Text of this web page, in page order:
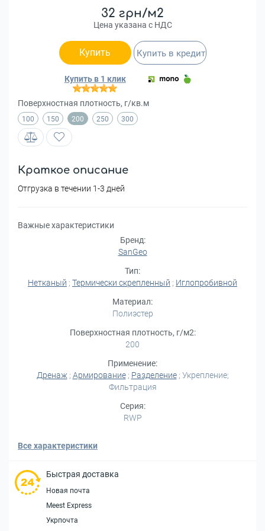
32 грн/м2
Цена указана с НДС
Купить
Купить в 1 клик
Купить в кредит
Поверхностная плотность, г/кв.м
100 150 200 250 300
Краткое описание
Отгрузка в течении 1-3 дней
Важные характеристики
Бренд:
SanGeo
Тип:
Нетканый ; Термически скрепленный ; Иглопробивной
Материал:
Полиэстер
Поверхностная плотность, г/м2:
200
Применение:
Дренаж ; Армирование; Разделение; Укрепление;
Фильтрация
Серия:
RWP
Все характеристики
Быстрая доставка
Новая почта
Meest Express
Укрпочта